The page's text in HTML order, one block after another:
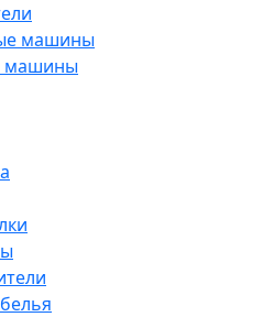
машины
машины